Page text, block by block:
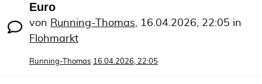
Euro
von Running-Thomas, 16.04.2026, 22:05 in
Flohmarkt
Running-Thomas 16.04.2026, 22:05